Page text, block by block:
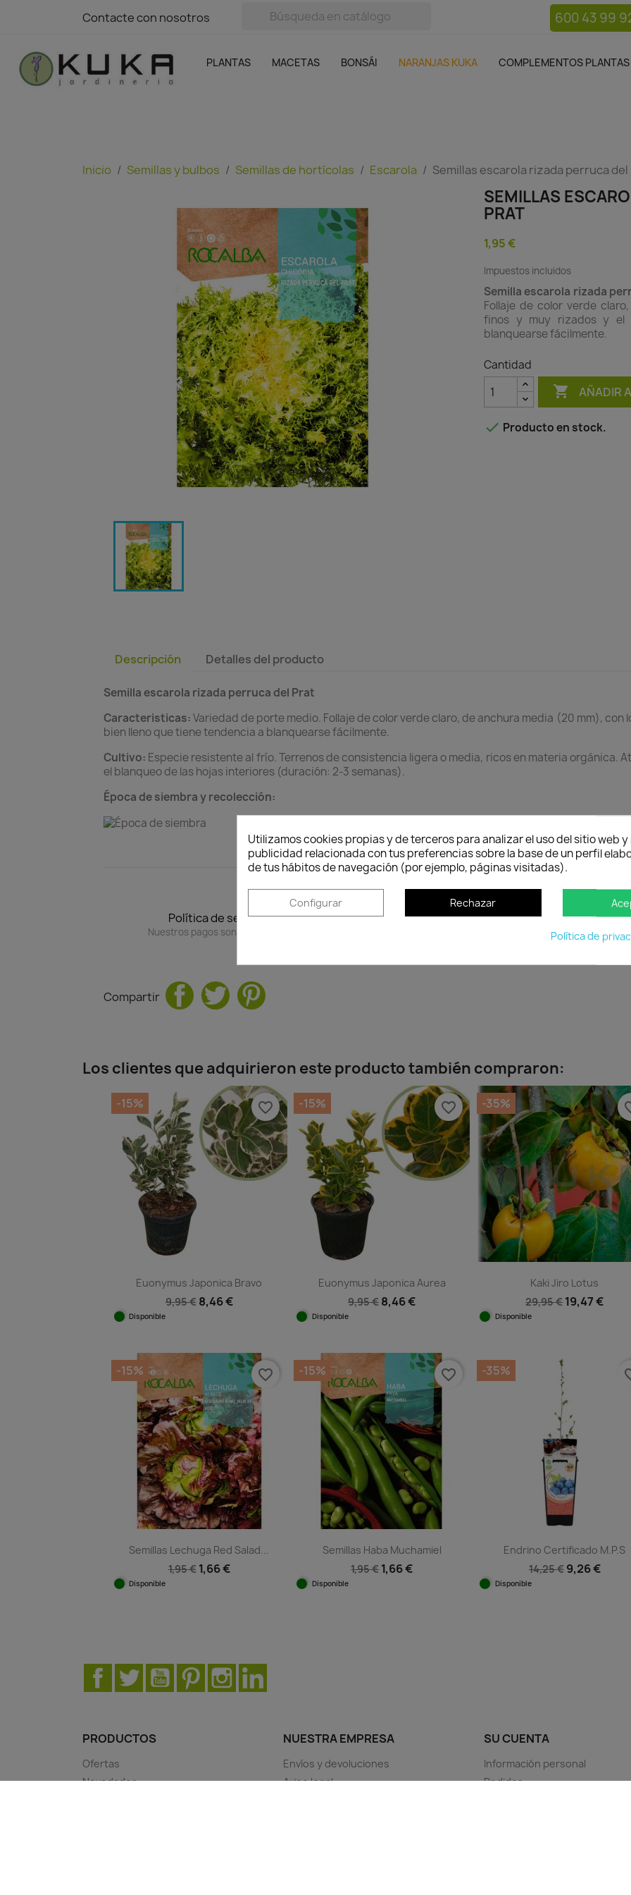
Contacte con nosotros
Contacte con nosotros 600 43 99
PLANTAS MACETAS BONSÁI NARANJAS KUKA COMPLEMENTOS PLANTAS
Complementos plantas
SIN GASTOS DE ENVÍO
Inicio Semillas y bulbos Semillas de hortícolas Escarola Semillas escarola rizada perruca
SEMILLAS
PRAT
1,95 €
Impuestos incluidos
Semilla escarola rizada
Follaje de color verde
finos y muy rizados y el
blanquearse fácilmente.
Cantidad
 AÑADIR
 Producto en stock.
Descripción Detalles del producto
Semilla escarola rizada perruca del Prat
Caracteristicas:Variedad de porte medio. Follaje de color verde claro, de anchura media (20 mm),
bien lleno que tiene tendencia a blanquearse fácilmente.
Cultivo: Especie resistente al frío. Terrenos de consistencia ligera o media, ricos en materia orgánica.
el blanqueo de las hojas interiores (duración: 2-3 semanas).
Época de siembra y recolección:
Política de seguridad
Nuestros pagos son 100% seguros.
Política de entrega
Envío peninsular, Islas Baleares y Portugal.
Tienes
Compartir
Los clientes que adquirieron este producto también compraron:
Euonymus Japonica Bravo
9,95 € 8,46 €
Disponible
-15% favorite_border
Euonymus Japonica Aurea
9,95 € 8,46 €
Disponible
-15% favorite_border
Kaki Jiro Lotus
29,95 € 19,47 €
Disponible
-35%
Semillas Lechuga Red Salad...
1,95 € 1,66 €
Disponible
-15% favorite_border
Semillas Haba Muchamiel
1,95 € 1,66 €
Disponible
-15% favorite_border
Endrino Certificado M.P.S
14,25 € 9,26 €
Disponible
-35%
Facebook
Twitter YouTubePinterestInstagram
PRODUCTOS
Ofertas
Novedades
NUESTRA EMPRESA
Envíos y devoluciones
Aviso legal
SU CUENTA
Información personal
Pedidos
Utilizamos cookies propias y de terceros para analizar el uso del sitio web
publicidad relacionada con tus preferencias sobre la base de un perfil
de tus hábitos de navegación (por ejemplo, páginas visitadas).
Configurar Rechazar
Política de